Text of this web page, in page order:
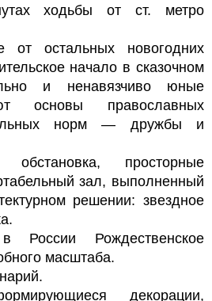
ходьбы от ст. метро
от остальных новогодних
начало в сказочном
и ненавязчиво юные
основы православных
норм — дружбы и
обстановка, просторные
зал, выполненный
решении: звездное
России Рождественское
масштаба.
декорации,